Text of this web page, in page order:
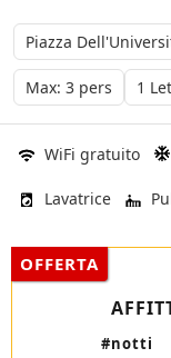
Piazza
Max: 3 pers 1
WiFi gratuito
Lavatrice
OFFERTA
#notti